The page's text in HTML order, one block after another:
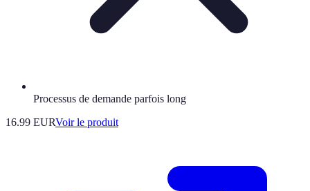
Processus de demande parfois long
16.99 EURVoir le produit